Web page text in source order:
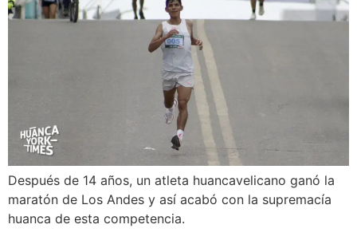
Después de 14 años, un atleta huancavelicano ganó la
maratón de Los Andes y así acabó con la supremacía
huanca de esta competencia.